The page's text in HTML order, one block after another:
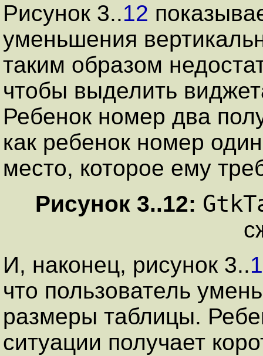
Рисунок 3..12
уменьшения
таким образом
чтобы выделить
Ребенок номер два
как ребенок номер
место, которое ему
Рисунок 3..12:
И, наконец, рисунок 3..
что пользователь
размеры таблицы.
ситуации получает